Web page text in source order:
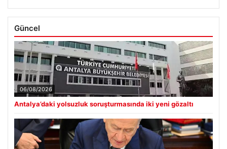
Güncel
06/08/2026
Antalya’daki yolsuzluk soruşturmasında iki yeni gözaltı